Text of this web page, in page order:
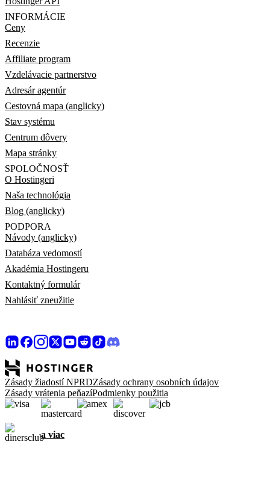
INFORMÁCIE
Ceny
Recenzie
Affiliate program
Vzdelávacie partnerstvo
Adresár agentúr
Cestovná mapa (anglicky)
Stav systému
Centrum dôvery
Mapa stránky
SPOLOČNOSŤ
O Hostingeri
Naša technológia
Blog (anglicky)
PODPORA
Návody (anglicky)
Databáza vedomostí
Akadémia Hostingeru
Kontaktný formulár
Nahlásiť zneužitie
Zásady žiadostí NPRDZásady ochrany osobních údajov
Zásady vrátenia peňazíPodmienky použitia
a viac